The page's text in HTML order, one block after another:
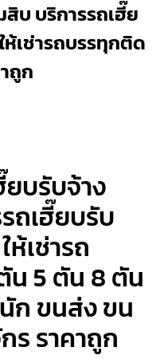
บ บริการรถเฮี๊ย
ห้เช่ารถบรรทุกติด
ถูก
ยบรับจ้าง
ถเฮี๊ยบรับ
ห้เช่ารถ
น 5 ตัน 8 ตัน
ก ขนส่ง ขน
ร ราคาถูก